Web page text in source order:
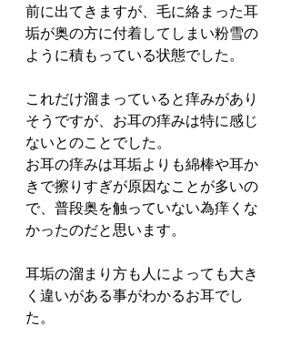
前に出てきますが、毛に絡まった耳
垢が奥の方に付着してしまい粉雪の
ように積もっている状態でした。
これだけ溜まっていると痒みがあり
そうですが、お耳の痒みは特に感じ
ないとのことでした。
お耳の痒みは耳垢よりも綿棒や耳か
きで擦りすぎが原因なことが多いの
で、普段奥を触っていない為痒くな
かったのだと思います。
耳垢の溜まり方も人によっても大き
く違いがある事がわかるお耳でし
た。